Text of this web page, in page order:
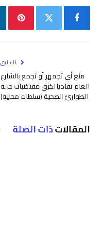
السابق
منع أي تجمهر أو تجمع بالشارع
العام تفاديا لخرق مقتضيات حالة
الطوارئ الصحية (سلطات محلية)
المقالاتذات الصلة